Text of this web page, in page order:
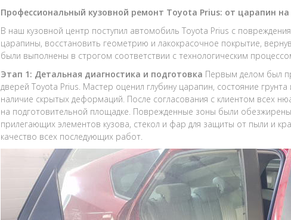
Профессиональный кузовной ремонт Toyota Prius: от царапин на
В наш кузовной центр поступил автомобиль Toyota Prius с
царапины, восстановить геометрию и лакокрасочное покрытие,
были выполнены в строгом соответствии с технологическим
Этап 1: Детальная диагностика и подготовка Первым делом был
дверей Toyota Prius. Мастер оценил глубину царапин, состояние
наличие скрытых деформаций. После согласования с клиентом всех
на подготовительной площадке. Поврежденные зоны были
прилегающих элементов кузова, стекол и фар для защиты от пыли и
качество всех последующих работ.